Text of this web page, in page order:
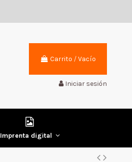
Carrito /Vacío
Iniciar sesión
Imprenta digital